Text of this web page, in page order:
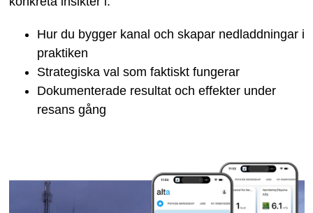
Hur du bygger kanal och skapar nedladdningar i
praktiken
Strategiska val som faktiskt fungerar
Dokumenterade resultat och effekter under
resans gång